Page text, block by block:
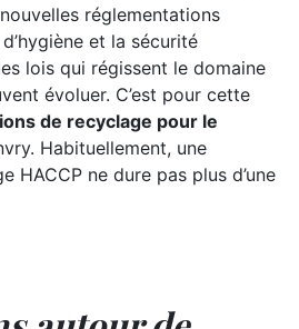
réglementations
et la sécurité
lois qui régissent le domaine
évoluer. C’est pour cette
de recyclage pour le
Habituellement, une
HACCP ne dure pas plus d’une